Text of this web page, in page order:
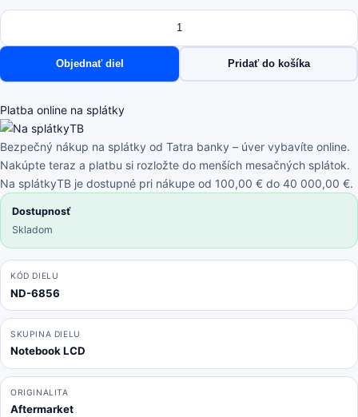
Množstvo
množstvo
15.6
LCD
NanoEdge
30
pin
Full
HD
Bez
úchytov
Objednať diel Pridať do košíka
Platba online na splátky
Bezpečný nákup na splátky od Tatra banky – úver vybavíte online.
Nakúpte teraz a platbu si rozložte do menších mesačných splátok.
Na splátkyTB je dostupné pri nákupe od 100,00 € do 40 000,00 €.
Dostupnosť
Skladom
KÓD DIELU
ND-6856
SKUPINA DIELU
Notebook LCD
ORIGINALITA
Aftermarket